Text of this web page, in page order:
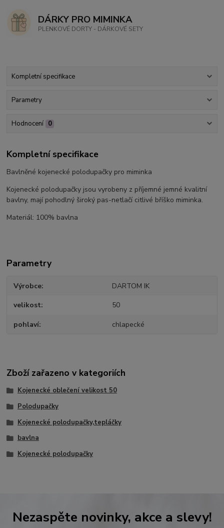
DÁRKY PRO MIMINKA
PLENKOVÉ DORTY - DÁRKOVÉ SETY
Kompletní specifikace
Parametry
Hodnocení 0
Kompletní specifikace
Bavlněné kojenecké polodupačky pro miminka
Kojenecké polodupačky jsou vyrobeny z příjemné jemné kvalitní
bavlny, mají pohodlný široký pas-netlačí citlivé bříško miminka.
Materiál: 100% bavlna
Parametry
Výrobce DARTOM IK
velikost 50
pohlaví chlapecké
Zboží zařazeno v kategoriích
Kojenecké oblečení velikost 50
Polodupačky
Kojenecké polodupačky,tepláčky
bavlna
Kojenecké polodupačky
Nezaspěte novinky, akce a slevy!